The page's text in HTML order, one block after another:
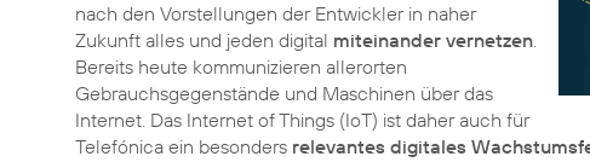
nach den Vorstellungen der Entwickler in naher
Zukunft alles und jeden digital miteinander vernetzen.
Bereits heute kommunizieren allerorten
Gebrauchsgegenstände und Maschinen über das
Internet. Das Internet of Things (IoT) ist daher auch für
Telefónica ein besonders relevantes digitales